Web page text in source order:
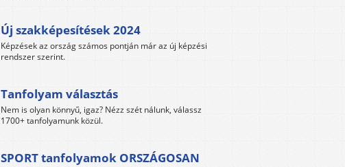
Új szakképesítések 2024
Képzések az ország számos pontján már az új képzési
rendszer szerint.
Tanfolyam választás
Nem is olyan könnyű, igaz? Nézz szét nálunk, válassz
1700+ tanfolyamunk közül.
SPORT tanfolyamok ORSZÁGOSAN